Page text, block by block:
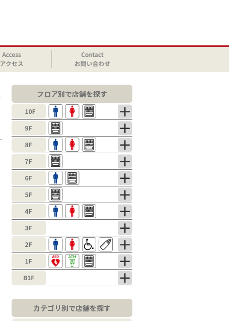
フロア別で店舗を探す
カテゴリ別で店舗を探す